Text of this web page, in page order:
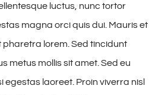
luctus, nunc tortor
magna orci quis dui. Mauris et
pharetra lorem. Sed tincidunt
metus mollis sit amet. Sed eu
egestas laoreet. Proin viverra nisl